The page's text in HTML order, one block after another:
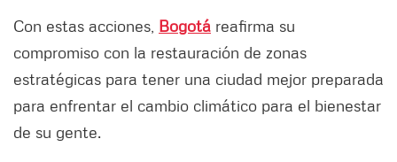
Con estas acciones, Bogotá reafirma su
compromiso con la restauración de zonas
estratégicas para tener una ciudad mejor preparada
para enfrentar el cambio climático para el bienestar
de su gente.